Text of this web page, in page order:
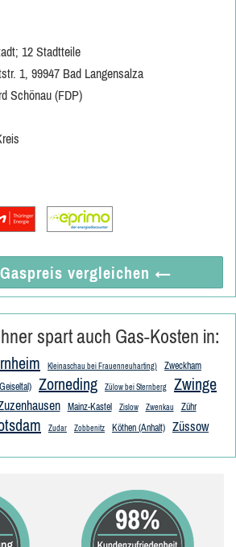
12 Stadtteile
1, 99947 Bad Langensalza
Schönau (FDP)
Gaspreis vergleichen ←
spart auch Gas-Kosten in:
Kleinaschau bei Frauenneuharting) Zweckham
Zorneding Zülow bei Sternberg Zwinge
Mainz-Kastel Zislow Zwenkau Zühr
Zudar Zobbenitz Köthen (Anhalt) Züssow